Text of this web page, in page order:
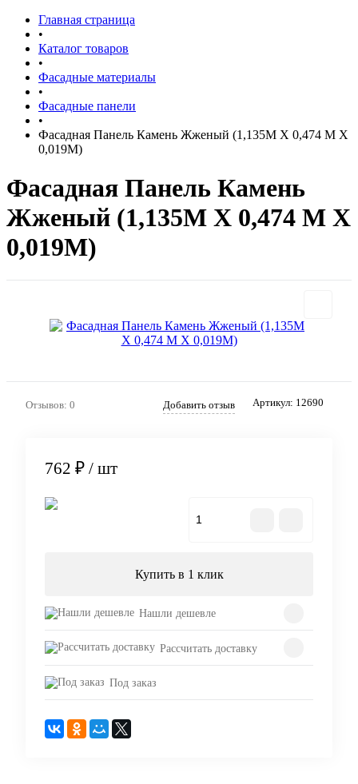
Главная страница
•
Каталог товаров
•
Фасадные материалы
•
Фасадные панели
•
Фасадная Панель Камень Жженый (1,135М Х 0,474 М Х
0,019М)
Фасадная Панель Камень
Жженый (1,135М Х 0,474 М Х
0,019М)
Отзывов: 0 Добавить отзыв Артикул: 12690
762 ₽ / шт
Купить в 1 клик
Нашли дешевле
Рассчитать доставку
Под заказ